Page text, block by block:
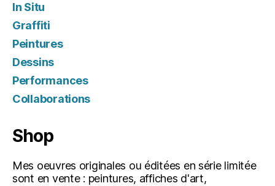
In Situ
Graffiti
Peintures
Dessins
Performances
Collaborations
Shop
Mes oeuvres originales ou éditées en série limitée
sont en vente : peintures, affiches d'art,